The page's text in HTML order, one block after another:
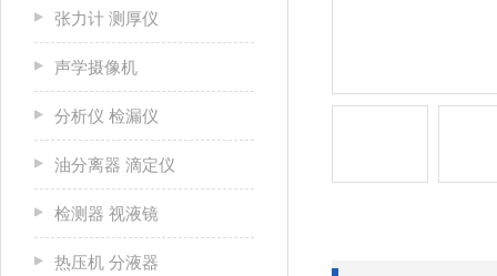
张力计 测厚仪
声学摄像机
分析仪 检漏仪
油分离器 滴定仪
检测器 视液镜
热压机 分液器